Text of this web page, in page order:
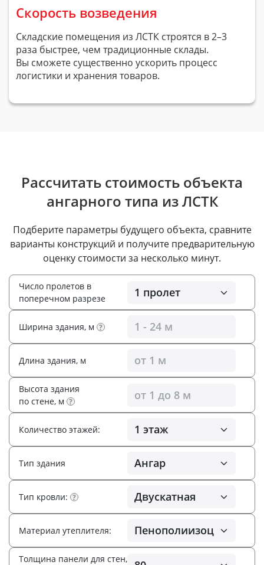
Скорость возведения
Складские помещения из ЛСТК строятся в 2–3
раза быстрее, чем традиционные склады.
Вы сможете существенно ускорить процесс
логистики и хранения товаров.
Рассчитать стоимость объекта
ангарного типа из ЛСТК
Подберите параметры будущего объекта, сравните
варианты конструкций и получите предварительную
оценку стоимости за несколько минут.
Число пролетов в
поперечном разрезе
Тип здания
Ширина здания, м ?
Тип кровли: ?
Длина здания, м
Материал утеплителя:
Высота здания
по стене, м ?
Толщина панели для стен,
Количество этажей: